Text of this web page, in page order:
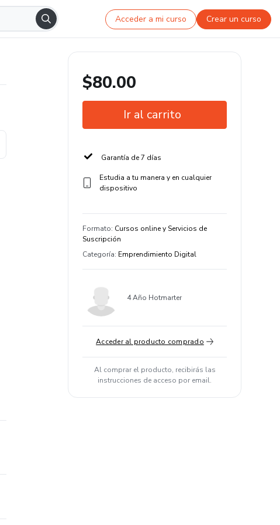
Acceder a mi curso Crear un curso
$80.00
Ir al carrito
Garantía de 7 días
Estudia a tu manera y en cualquier
dispositivo
Formato: Cursos online y Servicios de
Suscripción
Categoría: Emprendimiento Digital
4 Año Hotmarter
Acceder al producto comprado
Al comprar el producto, recibirás las
instrucciones de acceso por email.